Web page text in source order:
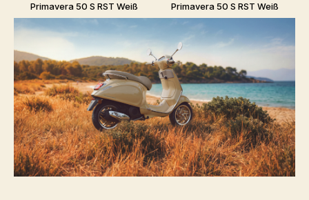
Primavera 50 S RST Weiß Primavera 50 S RST Weiß